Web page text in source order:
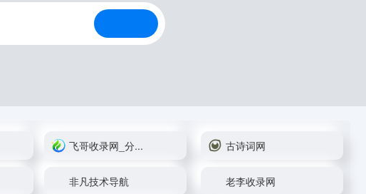
飞哥收录网_分... 古诗词网
非凡技术导航 老李收录网